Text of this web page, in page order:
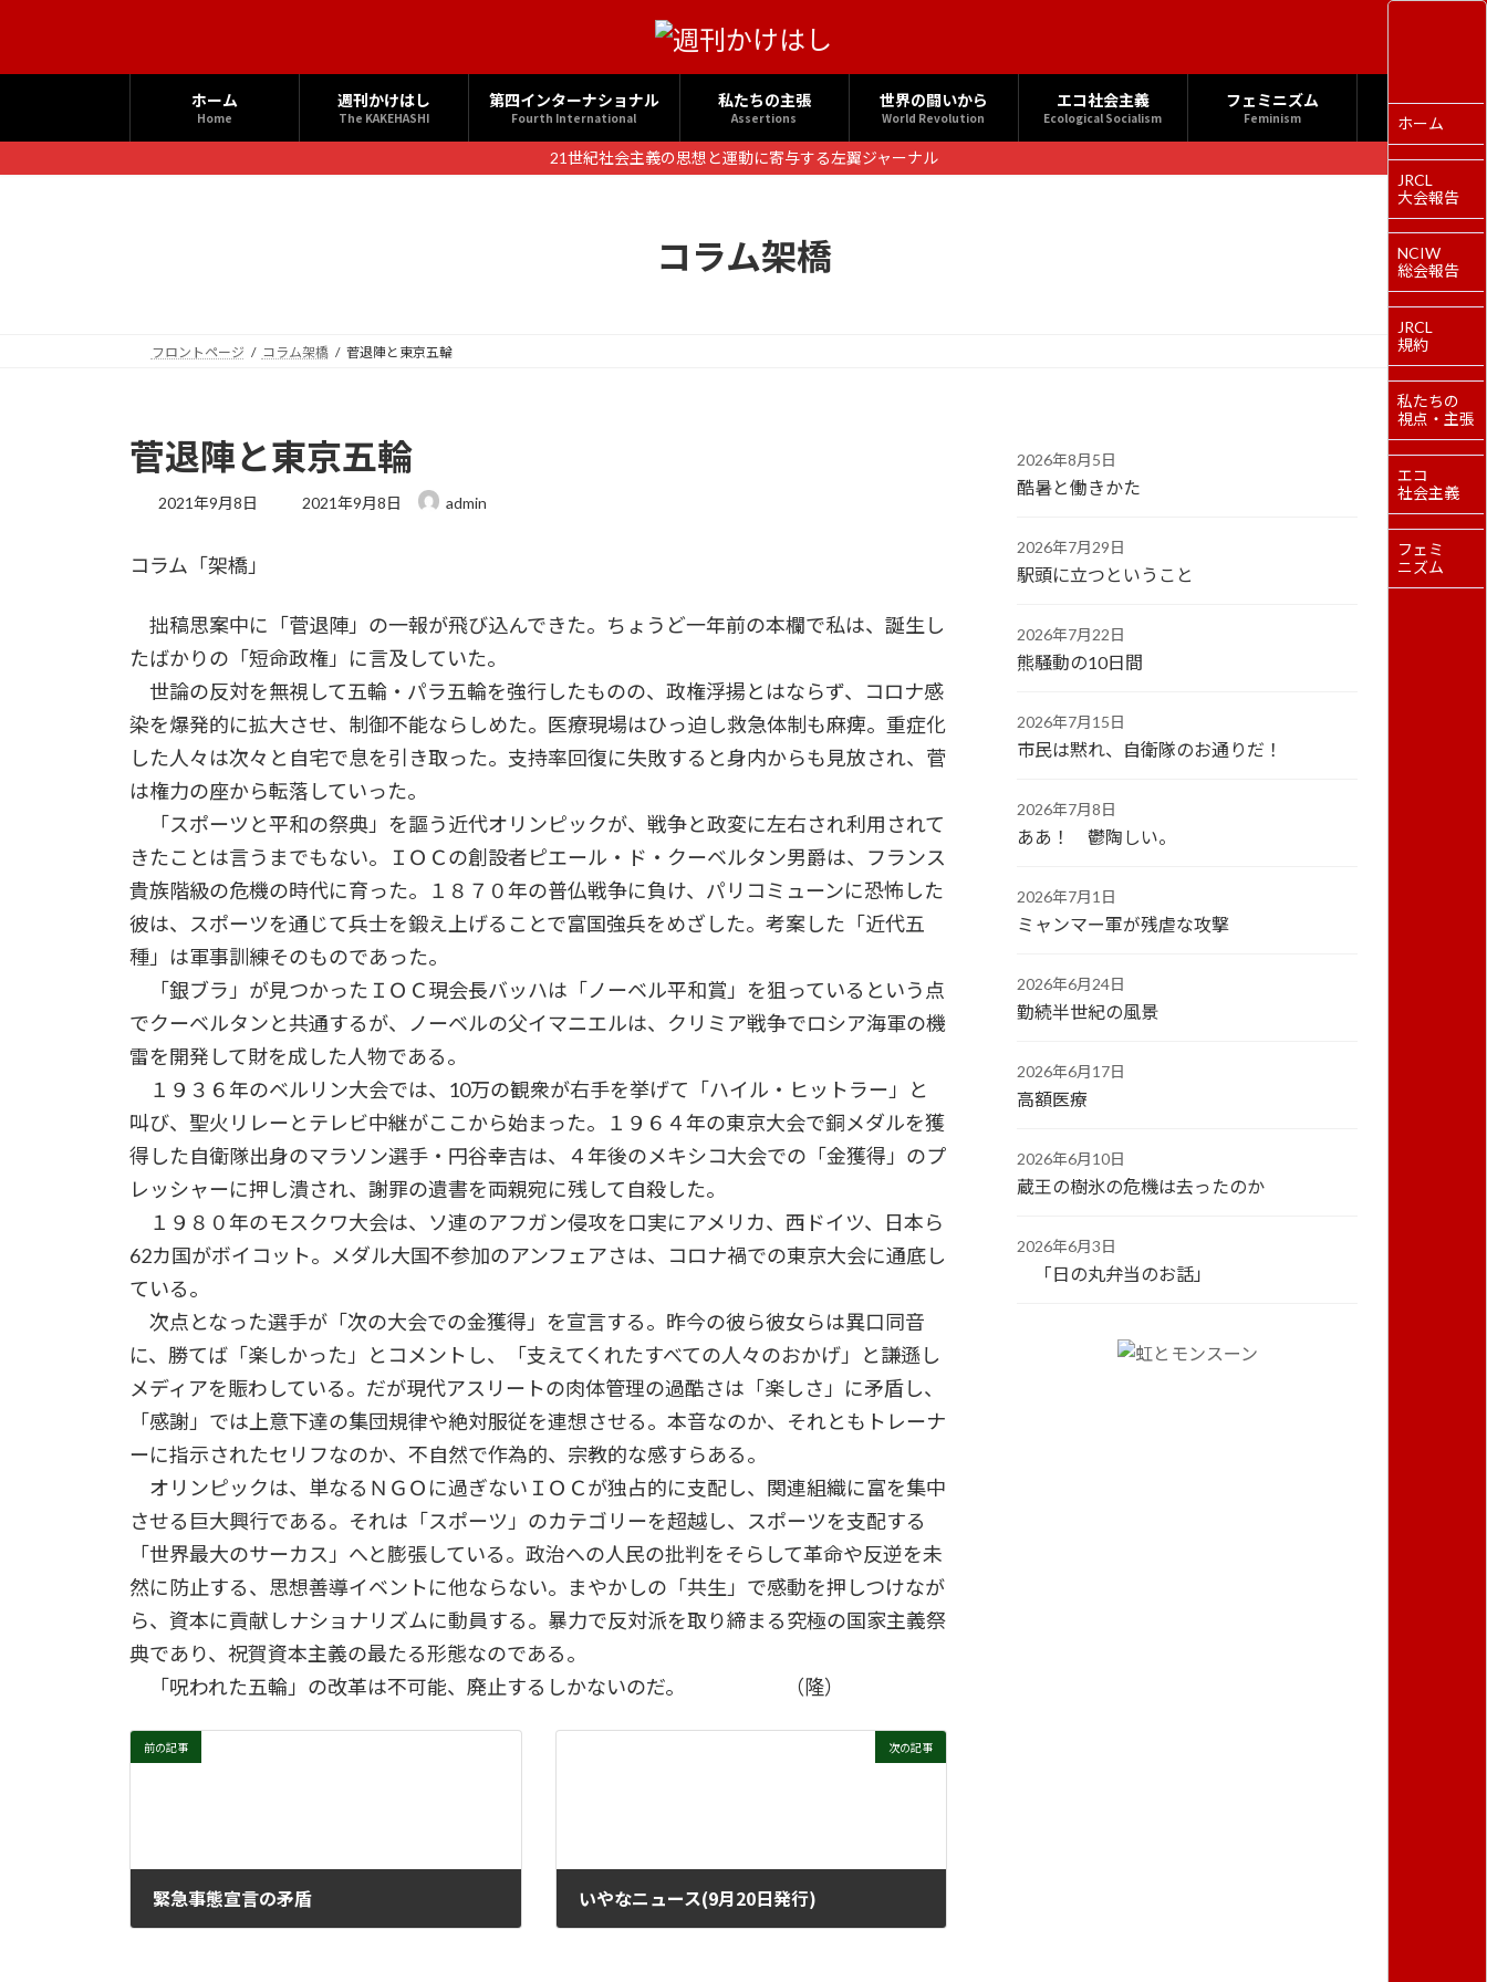
へ
ス
ョ
ン
ホーム
Home
週刊かけはし
The KAKEHASHI
第四インターナショナル
Fourth International
私たちの主張
Assertions
世界の闘いから
World Revolution
エコ社会主義
Ecological Socialism
フェミニズム
Feminism
21世紀社会主義の思想と運動に寄与する左翼ジャーナル
コラム架橋
フロントページ コラム架橋 菅退陣と東京五輪
菅退陣と東京五輪
2021年9月8日
最
:
2021年9月8日 admin
コラム「架橋」
拙稿思案中に「菅退陣」の一報が飛び込んできた。ちょうど一年前の本欄で私は、誕生し
たばかりの「短命政権」に言及していた。
世論の反対を無視して五輪・パラ五輪を強行したものの、政権浮揚とはならず、コロナ感
染を爆発的に拡大させ、制御不能ならしめた。医療現場はひっ迫し救急体制も麻痺。重症化
した人々は次々と自宅で息を引き取った。支持率回復に失敗すると身内からも見放され、菅
は権力の座から転落していった。
「スポーツと平和の祭典」を謳う近代オリンピックが、戦争と政変に左右され利用されて
きたことは言うまでもない。ＩＯＣの創設者ピエール・ド・クーベルタン男爵は、フランス
貴族階級の危機の時代に育った。１８７０年の普仏戦争に負け、パリコミューンに恐怖した
彼は、スポーツを通じて兵士を鍛え上げることで富国強兵をめざした。考案した「近代五
種」は軍事訓練そのものであった。
「銀ブラ」が見つかったＩＯＣ現会長バッハは「ノーベル平和賞」を狙っているという点
でクーベルタンと共通するが、ノーベルの父イマニエルは、クリミア戦争でロシア海軍の機
雷を開発して財を成した人物である。
１９３６年のベルリン大会では、10万の観衆が右手を挙げて「ハイル・ヒットラー」と
叫び、聖火リレーとテレビ中継がここから始まった。１９６４年の東京大会で銅メダルを獲
得した自衛隊出身のマラソン選手・円谷幸吉は、４年後のメキシコ大会での「金獲得」のプ
レッシャーに押し潰され、謝罪の遺書を両親宛に残して自殺した。
１９８０年のモスクワ大会は、ソ連のアフガン侵攻を口実にアメリカ、西ドイツ、日本ら
62カ国がボイコット。メダル大国不参加のアンフェアさは、コロナ禍での東京大会に通底し
ている。
次点となった選手が「次の大会での金獲得」を宣言する。昨今の彼ら彼女らは異口同音
に、勝てば「楽しかった」とコメントし、「支えてくれたすべての人々のおかげ」と謙遜し
メディアを賑わしている。だが現代アスリートの肉体管理の過酷さは「楽しさ」に矛盾し、
「感謝」では上意下達の集団規律や絶対服従を連想させる。本音なのか、それともトレーナ
ーに指示されたセリフなのか、不自然で作為的、宗教的な感すらある。
オリンピックは、単なるＮＧＯに過ぎないＩＯＣが独占的に支配し、関連組織に富を集中
させる巨大興行である。それは「スポーツ」のカテゴリーを超越し、スポーツを支配する
「世界最大のサーカス」へと膨張している。政治への人民の批判をそらして革命や反逆を未
然に防止する、思想善導イベントに他ならない。まやかしの「共生」で感動を押しつけなが
ら、資本に貢献しナショナリズムに動員する。暴力で反対派を取り締まる究極の国家主義祭
典であり、祝賀資本主義の最たる形態なのである。
「呪われた五輪」の改革は不可能、廃止するしかないのだ。 （隆）
前の記事
緊急事態宣言の矛盾
次の記事
いやなニュース(9月20日発行)
2026年8月5日
酷暑と働きかた
2026年7月29日
駅頭に立つということ
2026年7月22日
熊騒動の10日間
2026年7月15日
市民は黙れ、自衛隊のお通りだ！
2026年7月8日
ああ！ 鬱陶しい。
2026年7月1日
ミャンマー軍が残虐な攻撃
2026年6月24日
勤続半世紀の風景
2026年6月17日
高額医療
2026年6月10日
蔵王の樹氷の危機は去ったのか
2026年6月3日
「日の丸弁当のお話」
ホーム
JRCL
大会報告
NCIW
総会報告
JRCL
規約
私たちの
視点・主張
エコ
社会主義
フェミ
ニズム